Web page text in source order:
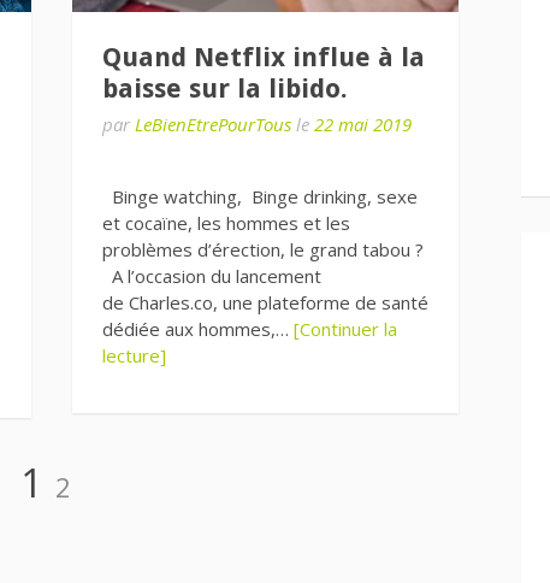
Quand Netflix influe à la
baisse sur la libido.
par LeBienEtrePourTousle 22 mai 2019
Binge watching, Binge drinking, sexe
et cocaïne, les hommes et les
problèmes d’érection, le grand tabou ?
A l’occasion du lancement
de Charles.co, une plateforme de santé
dédiée aux hommes,… [Continuer la
lecture]
Page
1 Page
2